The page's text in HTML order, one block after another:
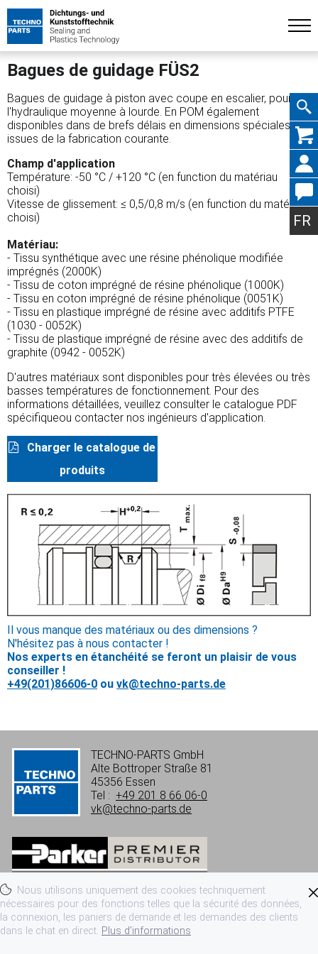
Aller
au
FR
Nous utilisons uniquement des cookies techniquement
nécessaires pour des fonctions telles que la sécurité des données,
la connexion, les paniers de demande et les demandes des clients
dans le chat en direct. Plus d'informations
Bagues de guidage FÜS2
Bagues de guidage à piston avec coupe en escalier, pour
l'hydraulique moyenne à lourde. En POM également
disponibles dans de brefs délais en dimensions spéciales
issues de la fabrication courante.
Champ d'application
Température: -50 °C / +120 °C (en function du matériau
choisi)
Vitesse de glissement: ≤ 0,5/0,8 m/s (en function du matériau
choisi)
Matériau:
- Tissu synthétique avec une résine phénolique modifiée
imprégnés (2000K)
- Tissu de coton imprégné de résine phénolique (1000K)
- Tissu en coton imprégné de résine phénolique (0051K)
- Tissu en plastique imprégné de résine avec additifs PTFE
(1030 - 0052K)
- Tissu de plastique imprégné de résine avec des additifs de
graphite (0942 - 0052K)
D'autres matériaux sont disponibles pour très élevées ou très
basses températures de fonctionnement. Pour des
informations détaillées, veuillez consulter le catalogue PDF
spécifiqueou contacter nos ingénieurs d'application.
Charger le catalogue de
produits
Il vous manque des matériaux ou des dimensions ?
N'hésitez pas à nous contacter !
Nos experts en étanchéité se feront un plaisir de vous
conseiller !
+49(201)86606-0 ou vk@techno-parts.de
TECHNO-PARTS GmbH
Alte Bottroper Straße 81
45356 Essen
Tel : +49 201 8 66 06-0
vk@techno-parts.de
Mentions légales
Données personelles
Conditions d´utilisation
CGV